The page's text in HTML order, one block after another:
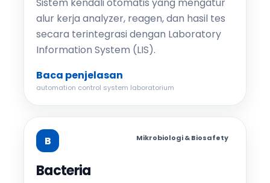
alur kerja analyzer, reagen, dan hasil tes
secara terintegrasi dengan Laboratory
Information System (LIS).
Baca penjelasan
automation control system laboratorium
B Mikrobiologi & Biosafety
Bacteria